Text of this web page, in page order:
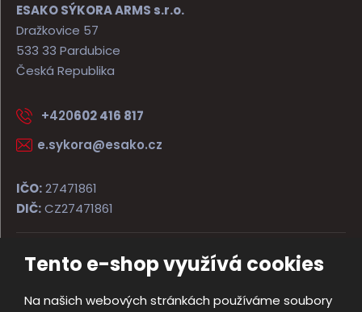
Tento e-shop využívá cookies
Na našich webových stránkách používáme soubory
ESAKO SÝKORA ARMS s.r.o.
Dražkovice 57
533 33 Pardubice
Česká Republika
+420602 416 817
e.sykora@esako.cz
IČO:27471861
DIČ:CZ27471861
© 2026, ESAKO SÝKORA ARMS s.r.o.
Mapa stránek